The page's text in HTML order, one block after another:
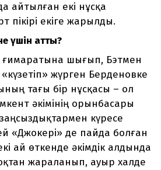
айтылған екі нұсқа
пікірі екіге жарылды.
үшін атты?
ғимаратына шығып, Бэтмен
жүрген Берденовке
тағы бір нұсқасы – ол
әкімінің орынбасары
күресе
«Джокері» де пайда болған
ай өткенде әкімдік алдында
жараланып, ауыр халде